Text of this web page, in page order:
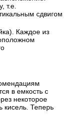
т.е.
сдвигом
Каждое из
в емкость с
некоторое
кисель. Теперь